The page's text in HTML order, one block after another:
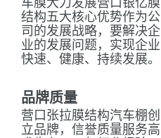
车膜大力发展营口银亿膜
结构五大核心优势作为公
司的发展战略，要解决企
业的发展问题，实现企业
快速、健康、持续发展。
品牌质量
营口张拉膜结构汽车棚创
立品牌，信誉质量服务高